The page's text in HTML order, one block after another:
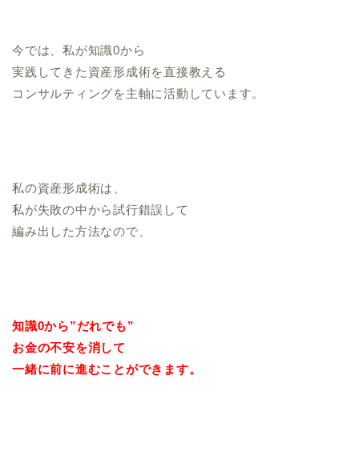
今では、私が知識0から
実践してきた資産形成術を直接教える
コンサルティングを主軸に活動しています。
私の資産形成術は、
私が失敗の中から試行錯誤して
編み出した方法なので、
知識0から”だれでも”
お金の不安を消して
一緒に前に進むことができます。